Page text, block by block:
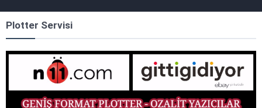
Plotter Servisi